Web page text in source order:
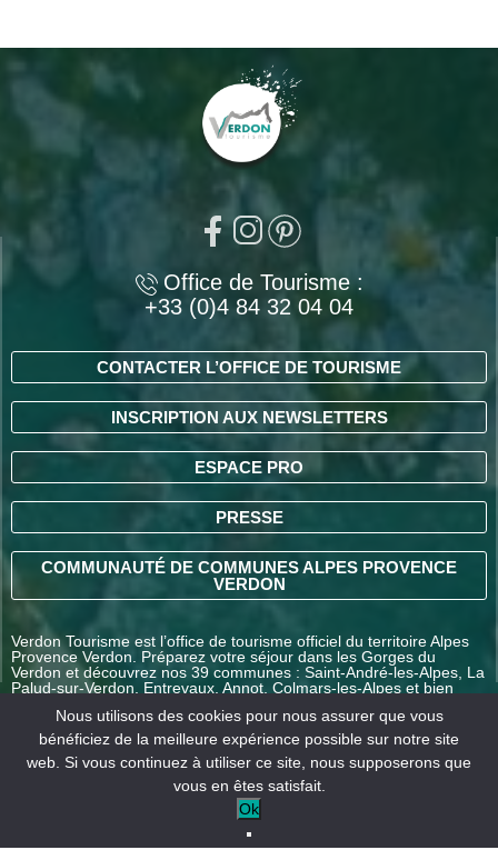
Office de Tourisme :
+33 (0)4 84 32 04 04
CONTACTER L’OFFICE DE TOURISME
INSCRIPTION AUX NEWSLETTERS
ESPACE PRO
PRESSE
COMMUNAUTÉ DE COMMUNES ALPES PROVENCE
VERDON
Verdon Tourisme est l’office de tourisme officiel du territoire Alpes
Provence Verdon. Préparez votre séjour dans les Gorges du
Verdon et découvrez nos 39 communes : Saint-André-les-Alpes, La
Palud-sur-Verdon, Entrevaux, Annot, Colmars-les-Alpes et bien
COMMENT VENIR ?
légales
Conditions générales
de vente
partenaires
Nous utilisons des cookies pour nous assurer que vous
bénéficiez de la meilleure expérience possible sur notre site
web. Si vous continuez à utiliser ce site, nous supposerons que
vous en êtes satisfait.
Ok